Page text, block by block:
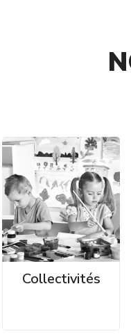
Collectivités